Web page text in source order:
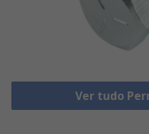
Ver tudo